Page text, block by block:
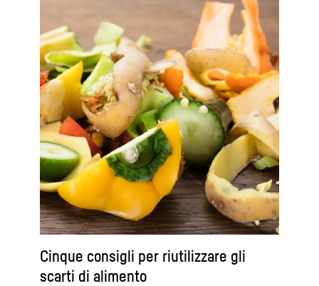
Cinque consigli per riutilizzare gli
scarti di alimento